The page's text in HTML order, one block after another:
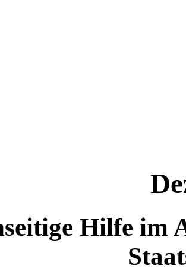
Hilfe im